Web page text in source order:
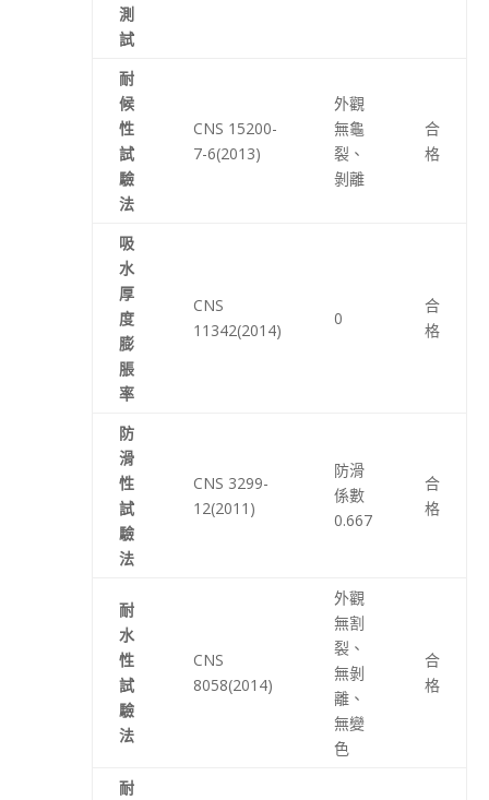
測
試
耐
候
性
試
驗
法
CNS 15200-
7-6(2013)
外觀
無龜
裂、
剝離
合
格
吸
水
厚
度
膨
脹
率
CNS
11342(2014)
0
合
格
防
滑
性
試
驗
法
CNS 3299-
12(2011)
防滑
係數
0.667
合
格
耐
水
性
試
驗
法
CNS
8058(2014)
外觀
無割
裂、
無剝
離、
無變
色
合
格
耐